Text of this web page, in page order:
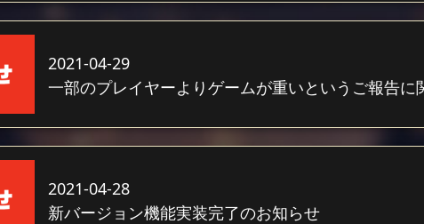
2021-04-29
一部のプレイヤーよりゲームが重いというご報告に
2021-04-28
新バージョン機能実装完了のお知らせ